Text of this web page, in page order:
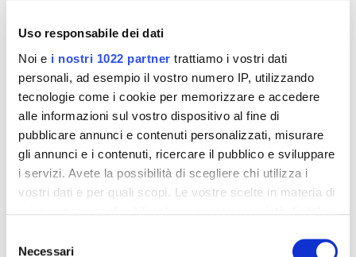
Uso responsabile dei dati
Noi e i nostri 1022 partner trattiamo i vostri dati
personali, ad esempio il vostro numero IP, utilizzando
tecnologie come i cookie per memorizzare e accedere
alle informazioni sul vostro dispositivo al fine di
pubblicare annunci e contenuti personalizzati, misurare
gli annunci e i contenuti, ricercare il pubblico e sviluppare
i servizi. Avete la possibilità di scegliere chi utilizza i
vostri dati e per quali scopi. Le vostre scelte in materia di
modificare o revocare il proprio consenso in qualsiasi
Necessari
La pirateria musicale è
nata in Italia
HoneyLuv
sull'importanza delle
pari opportunità